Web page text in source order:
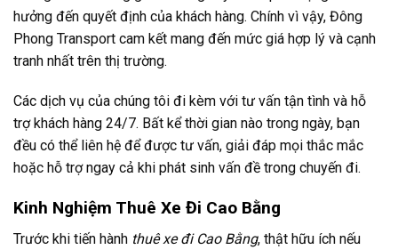
hưởng đến quyết định của khách hàng. Chính vì vậy, Đông
Phong Transport cam kết mang đến mức giá hợp lý và cạnh
tranh nhất trên thị trường.
Các dịch vụ của chúng tôi đi kèm với tư vấn tận tình và hỗ
trợ khách hàng 24/7. Bất kể thời gian nào trong ngày, bạn
đều có thể liên hệ để được tư vấn, giải đáp mọi thắc mắc
hoặc hỗ trợ ngay cả khi phát sinh vấn đề trong chuyến đi.
Kinh Nghiệm Thuê Xe Đi Cao Bằng
Trước khi tiến hành thuê xe đi Cao Bằng, thật hữu ích nếu